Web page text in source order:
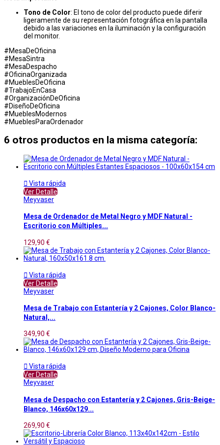
Tono de Color: El tono de color del producto puede diferir
ligeramente de su representación fotográfica en la pantalla
debido a las variaciones en la iluminación y la configuración
del monitor.
#MesaDeOficina
#MesaSintra
#MesaDespacho
#OficinaOrganizada
#MueblesDeOficina
#TrabajoEnCasa
#OrganizaciónDeOficina
#DiseñoDeOficina
#MueblesModernos
#MueblesParaOrdenador
6 otros productos en la misma categoría:
 Vista rápida
Ver Detalle
Meyvaser
Mesa de Ordenador de Metal Negro y MDF Natural -
Escritorio con Múltiples...
129,90 €
 Vista rápida
Ver Detalle
Meyvaser
Mesa de Trabajo con Estantería y 2 Cajones, Color Blanco-
Natural,...
349,90 €
 Vista rápida
Ver Detalle
Meyvaser
Mesa de Despacho con Estantería y 2 Cajones, Gris-Beige-
Blanco, 146x60x129...
269,90 €